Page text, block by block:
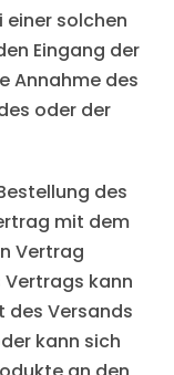
solchen
Eingang der
Annahme des
oder der
des
mit dem
Vertrag
kann
des Versands
kann sich